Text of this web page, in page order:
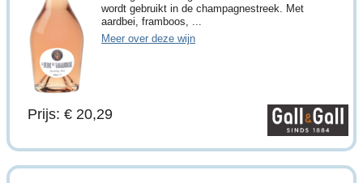
wordt gebruikt in de champagnestreek. Met
aardbei, framboos, ...
Meer over deze wijn
Prijs: € 20,29